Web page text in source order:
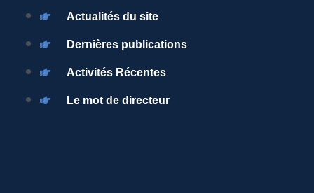
Actualités du site
Dernières publications
Activités Récentes
Le mot de directeur